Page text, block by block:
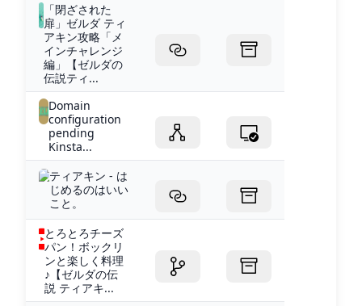
「閉ざされた
扉」ゼルダ ティ
アキン攻略「メ
インチャレンジ
編」【ゼルダの
伝説ティ...
Domain
configuration
pending
Kinsta...
ティアキン - は
じめるのはいい
こと。
とろとろチーズ
パン！ボックリ
ンと楽しく料理
♪【ゼルダの伝
説 ティアキ...